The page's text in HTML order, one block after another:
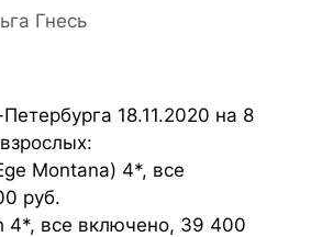
Гнесь
18.11.2020 на 8
Montana) 4*, все
руб.
4*, все включено, 39 400